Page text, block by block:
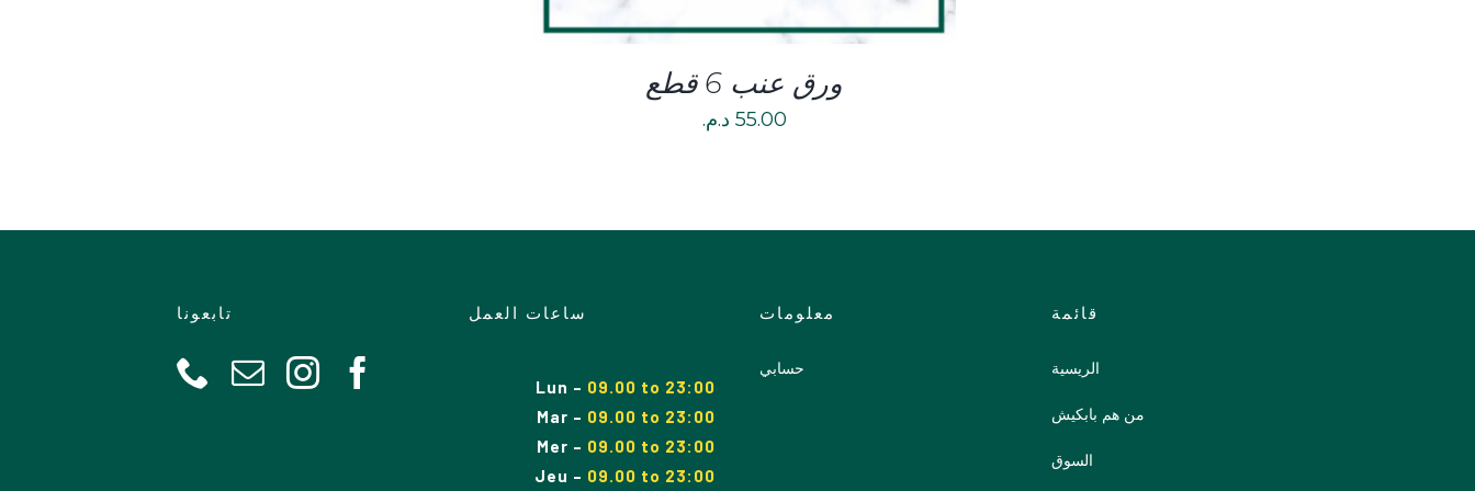
ورق عنب 6 قطع
55.00 د.م.
قائمة
الريسية
من هم بابكيش
السوق
معلومات
حسابي
ساعات العمل
Lun – 09.00 to 23:00
Mar – 09.00 to 23:00
Mer – 09.00 to 23:00
Jeu – 09.00 to 23:00
تابعونا